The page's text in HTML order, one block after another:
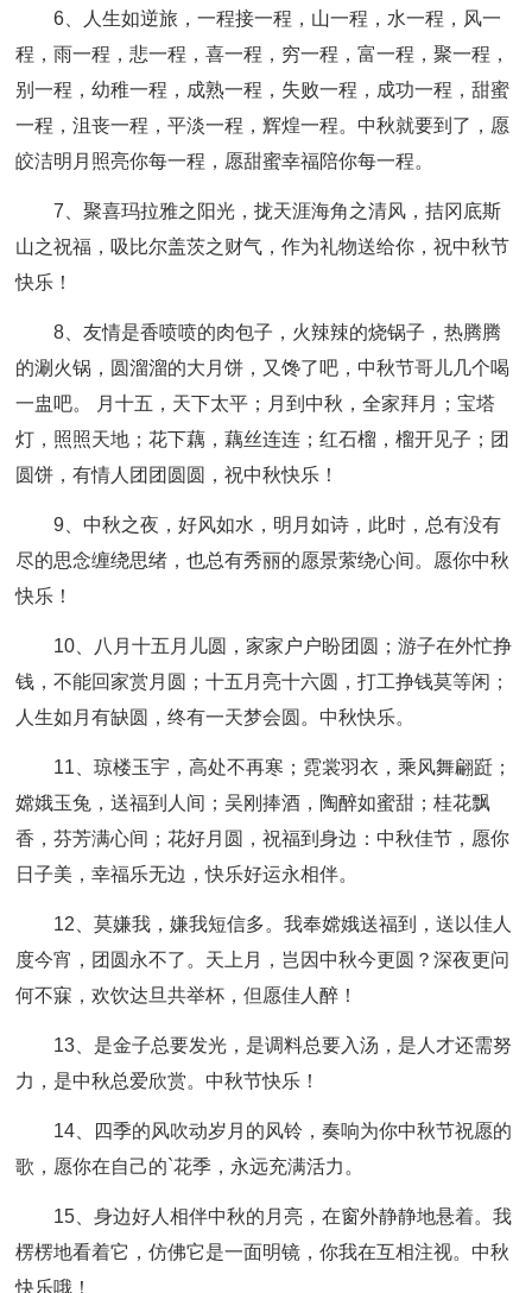
6、人生如逆旅，一程接一程，山一程，水一程，风一
程，雨一程，悲一程，喜一程，穷一程，富一程，聚一程，
别一程，幼稚一程，成熟一程，失败一程，成功一程，甜蜜
一程，沮丧一程，平淡一程，辉煌一程。中秋就要到了，愿
皎洁明月照亮你每一程，愿甜蜜幸福陪你每一程。
7、聚喜玛拉雅之阳光，拢天涯海角之清风，拮冈底斯
山之祝福，吸比尔盖茨之财气，作为礼物送给你，祝中秋节
快乐！
8、友情是香喷喷的肉包子，火辣辣的烧锅子，热腾腾
的涮火锅，圆溜溜的大月饼，又馋了吧，中秋节哥儿几个喝
一盅吧。 月十五，天下太平；月到中秋，全家拜月；宝塔
灯，照照天地；花下藕，藕丝连连；红石榴，榴开见子；团
圆饼，有情人团团圆圆，祝中秋快乐！
9、中秋之夜，好风如水，明月如诗，此时，总有没有
尽的思念缠绕思绪，也总有秀丽的愿景萦绕心间。愿你中秋
快乐！
10、八月十五月儿圆，家家户户盼团圆；游子在外忙挣
钱，不能回家赏月圆；十五月亮十六圆，打工挣钱莫等闲；
人生如月有缺圆，终有一天梦会圆。中秋快乐。
11、琼楼玉宇，高处不再寒；霓裳羽衣，乘风舞翩跹；
嫦娥玉兔，送福到人间；吴刚捧酒，陶醉如蜜甜；桂花飘
香，芬芳满心间；花好月圆，祝福到身边：中秋佳节，愿你
日子美，幸福乐无边，快乐好运永相伴。
12、莫嫌我，嫌我短信多。我奉嫦娥送福到，送以佳人
度今宵，团圆永不了。天上月，岂因中秋今更圆？深夜更问
何不寐，欢饮达旦共举杯，但愿佳人醉！
13、是金子总要发光，是调料总要入汤，是人才还需努
力，是中秋总爱欣赏。中秋节快乐！
14、四季的风吹动岁月的风铃，奏响为你中秋节祝愿的
歌，愿你在自己的`花季，永远充满活力。
15、身边好人相伴中秋的月亮，在窗外静静地悬着。我
楞楞地看着它，仿佛它是一面明镜，你我在互相注视。中秋
快乐哦！